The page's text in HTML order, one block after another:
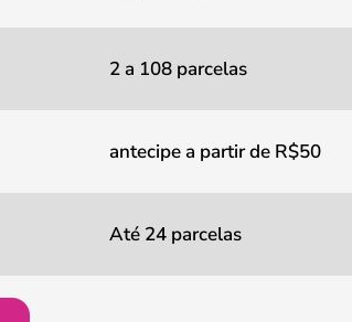
2 a 108 parcelas
antecipe a partir de R$50
Até 24 parcelas